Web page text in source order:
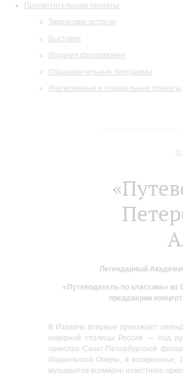
Просветительские проекты
Творческие встречи
Выставки
Издания филармонии
Образовательные программы
Инклюзивные и специальные проекты
Легендарный
«Путеводитель по классике»
преддверии
В Израиль впервые приезжает
северной столицы России — под
оркестра Санкт-Петербургской
Израильской Оперы, в
музыкантов всемирно известного